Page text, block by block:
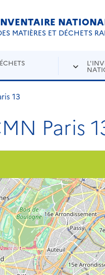
MATIÈRES ET DÉCHETS
13
Paris